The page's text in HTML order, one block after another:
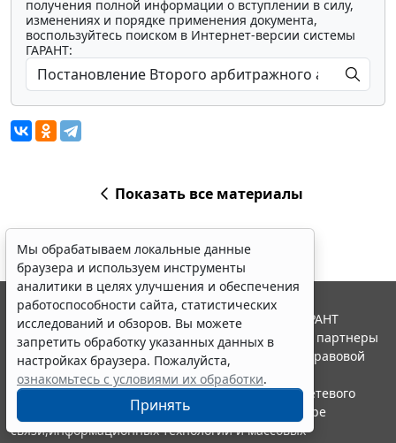
получения полной информации о вступлении в силу,
изменениях и порядке применения документа,
воспользуйтесь поиском в Интернет-версии системы
ГАРАНТ:
Показать все материалы
Мы обрабатываем локальные данные
браузера и используем инструменты
аналитики в целях улучшения и обеспечения
работоспособности сайта, статистических
исследований и обзоров. Вы можете
запретить обработку указанных данных в
настройках браузера. Пожалуйста,
ознакомьтесь с условиями их обработки.
Принять
© ООО "НПП "ГАРАНТ-СЕРВИС", 2026. Система ГАРАНТ
выпускается с 1990 года. Компания "Гарант" и ее партнеры
являются участниками Российской ассоциации правовой
информации ГАРАНТ.
Портал ГАРАНТ.РУ зарегистрирован в качестве сетевого
издания Федеральной службой по надзору в сфере
связи,информационных технологий и массовых